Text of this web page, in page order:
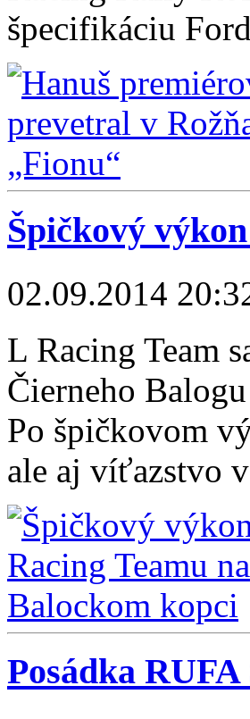
špecifikáciu
Špičkový
02.09.2014
L Racing Team
Čierneho
Po špičkovom
ale aj víťazstvo
Posádka